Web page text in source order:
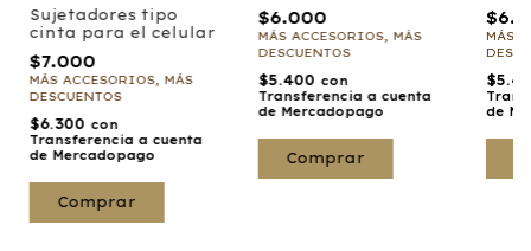
Sujetadores tipo
cinta para el celular
$7.000
MÁS ACCESORIOS, MÁS
DESCUENTOS
$6.300 con
Transferencia a cuenta
de Mercadopago
Comprar
$6.000
MÁS ACCESORIOS, MÁS
DESCUENTOS
$5.400 con
Transferencia a cuenta
de Mercadopago
MÁS
de